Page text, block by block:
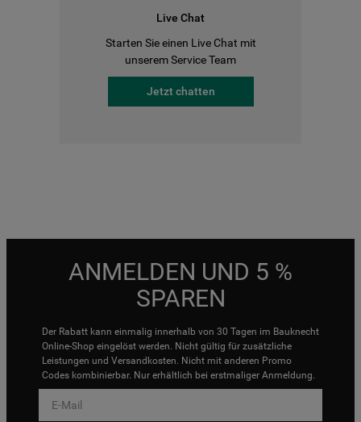
Live Chat
Starten Sie einen Live Chat mit
unserem Service Team
Jetzt chatten
ANMELDEN UND 5 %
SPAREN
Der Rabatt kann einmalig innerhalb von 30 Tagen im Bauknecht
Online-Shop eingelöst werden. Nicht gültig für zusätzliche
Leistungen und Versandkosten. Nicht mit anderen Promo
Codes kombinierbar. Nur erhältlich bei erstmaliger Anmeldung.